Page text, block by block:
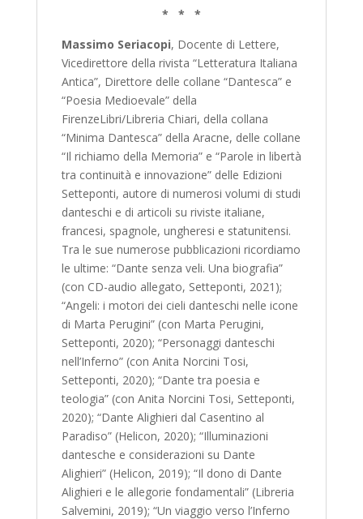
* * *
Massimo Seriacopi, Docente di Lettere,
Vicedirettore della rivista “Letteratura Italiana
Antica”, Direttore delle collane “Dantesca” e
“Poesia Medioevale” della
FirenzeLibri/Libreria Chiari, della collana
“Minima Dantesca” della Aracne, delle collane
“Il richiamo della Memoria” e “Parole in libertà
tra continuità e innovazione” delle Edizioni
Setteponti, autore di numerosi volumi di studi
danteschi e di articoli su riviste italiane,
francesi, spagnole, ungheresi e statunitensi.
Tra le sue numerose pubblicazioni ricordiamo
le ultime: “Dante senza veli. Una biografia”
(con CD-audio allegato, Setteponti, 2021);
“Angeli: i motori dei cieli danteschi nelle icone
di Marta Perugini” (con Marta Perugini,
Setteponti, 2020); “Personaggi danteschi
nell’Inferno” (con Anita Norcini Tosi,
Setteponti, 2020); “Dante tra poesia e
teologia” (con Anita Norcini Tosi, Setteponti,
2020); “Dante Alighieri dal Casentino al
Paradiso” (Helicon, 2020); “Illuminazioni
dantesche e considerazioni su Dante
Alighieri” (Helicon, 2019); “Il dono di Dante
Alighieri e le allegorie fondamentali” (Libreria
Salvemini, 2019); “Un viaggio verso l’Inferno